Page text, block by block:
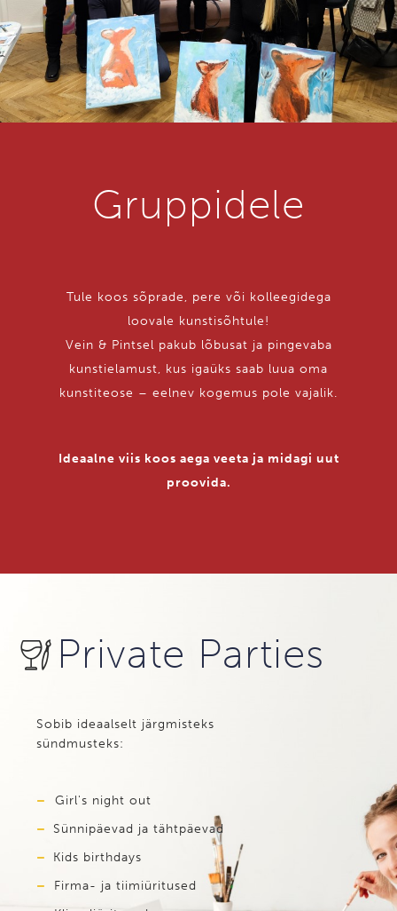
Gruppi­dele
Tule koos sõprade, pere või kolleegidega
loovale kunstisõhtule!
Vein & Pintsel pakub lõbusat ja pingevaba
kunstielamust, kus igaüks saab luua oma
kunstiteose – eelnev kogemus pole vajalik.
Ideaalne viis koos aega veeta ja midagi uut
proovida.
Private Parties
Sobib ideaalselt järgmisteks
sündmusteks:
–
Girl's night out
–
Sünnipäevad ja tähtpäevad
–
Kids birthdays
–
Firma- ja tiimiüritused